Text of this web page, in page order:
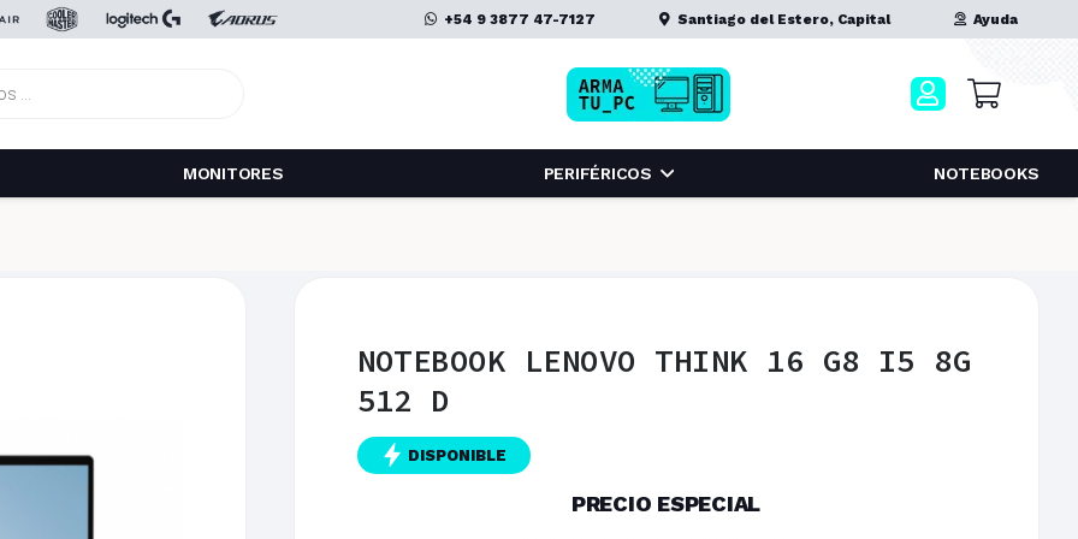
+54 9 3877 47-7127 Santiago del Estero, Capital Ayuda
MONITORES PERIFÉRICOS NOTEBOOKS
NOTEBOOK LENOVO THINK 16 G8 I5 8G
512 D
DISPONIBLE
PRECIO ESPECIAL